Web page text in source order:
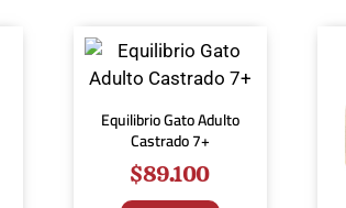
Equilibrio Gato Adulto
Castrado 7+
$89.100